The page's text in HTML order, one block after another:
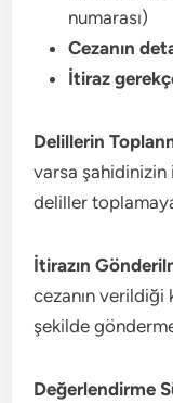
numarası)
Cezanın
İtiraz
Delillerin
varsa şahidinizin
deliller toplamaya
İtirazın
cezanın verildiği
şekilde
Değerlendirme